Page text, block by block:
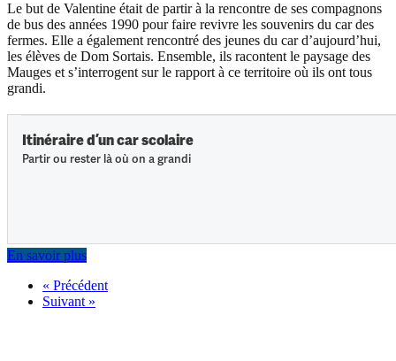
Le but de Valentine était de partir à la rencontre de ses compagnons
de bus des années 1990 pour faire revivre les souvenirs du car des
fermes. Elle a également rencontré des jeunes du car d’aujourd’hui,
les élèves de Dom Sortais. Ensemble, ils racontent le paysage des
Mauges et s’interrogent sur le rapport à ce territoire où ils ont tous
grandi.
En savoir plus
« Précédent
Suivant »